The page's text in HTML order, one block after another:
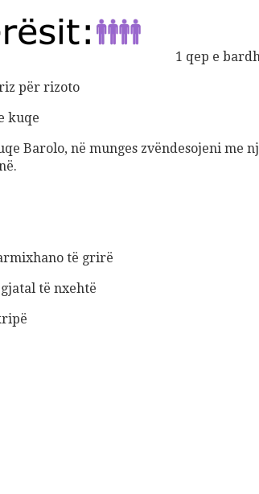
1 qep e
për rizoto
kuqe
Barolo, në munges zvëndesojeni me
të grirë
të nxehtë